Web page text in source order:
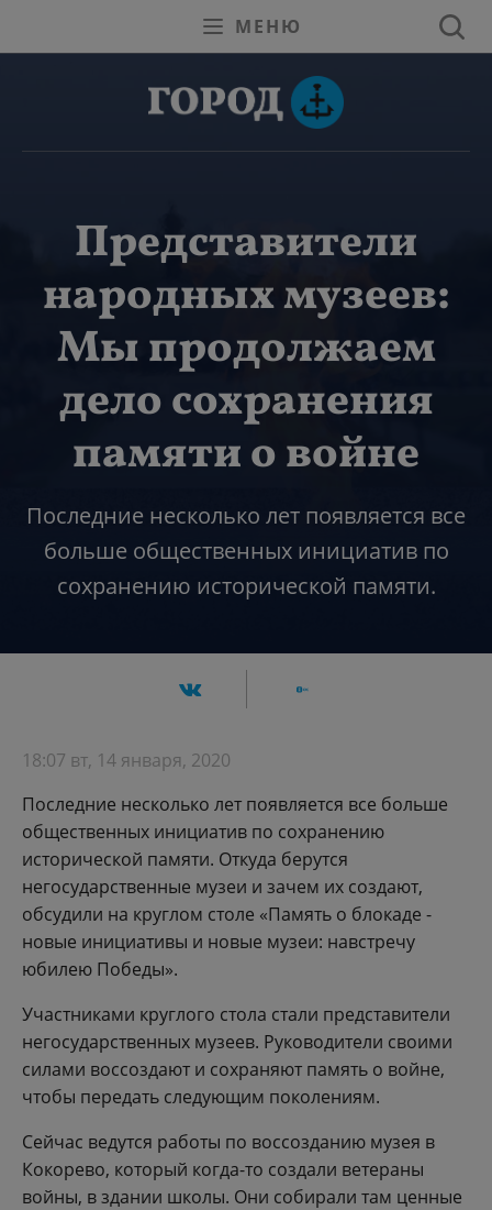
МЕНЮ
Представители
народных музеев:
Мы продолжаем
дело сохранения
памяти о войне
Последние несколько лет появляется все
больше общественных инициатив по
сохранению исторической памяти.
18:07 вт, 14 января, 2020
Последние несколько лет появляется все больше
общественных инициатив по сохранению
исторической памяти. Откуда берутся
негосударственные музеи и зачем их создают,
обсудили на круглом столе «Память о блокаде -
новые инициативы и новые музеи: навстречу
юбилею Победы».
Участниками круглого стола стали представители
негосударственных музеев. Руководители своими
силами воссоздают и сохраняют память о войне,
чтобы передать следующим поколениям.
Сейчас ведутся работы по воссозданию музея в
Кокорево, который когда-то создали ветераны
войны, в здании школы. Они собирали там ценные